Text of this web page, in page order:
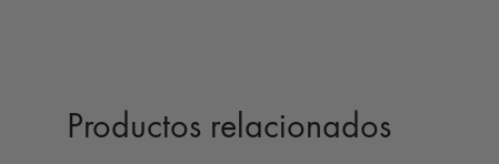
Productos relacionados